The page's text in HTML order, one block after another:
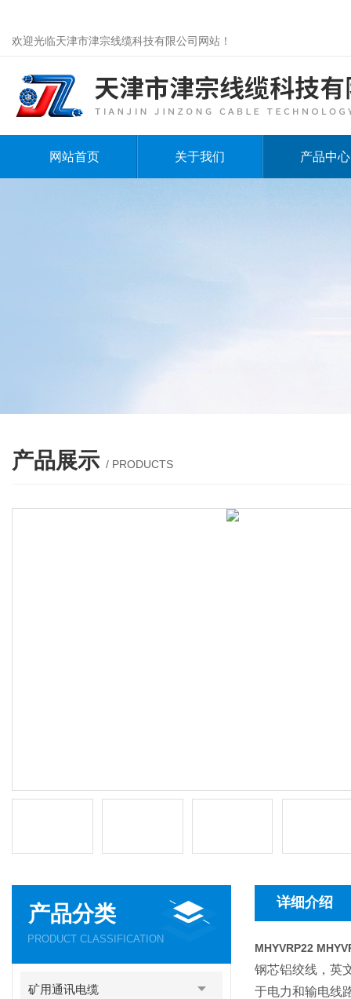
欢迎光临天津市津宗线缆科技有限公司网站！
网站首页 关于我们 产品中心
产品展示 / PRODUCTS
产品分类
PRODUCT CLASSIFICATION
矿用通讯电缆
详细介绍
MHYVRP22
钢芯铝绞线，英
于电力和输电线